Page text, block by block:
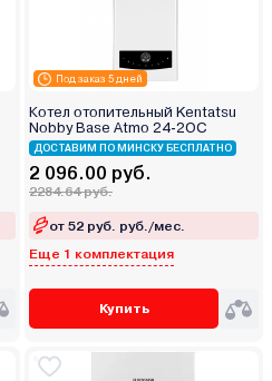
Под заказ 5 дней
Котел отопительный Kentatsu
Nobby Base Atmo 24-2OC
ДОСТАВИМ ПО МИНСКУ БЕСПЛАТНО
2 096.00 руб.
2284.64 руб.
от 52 руб. руб./мес.
Еще 1 комплектация
Купить